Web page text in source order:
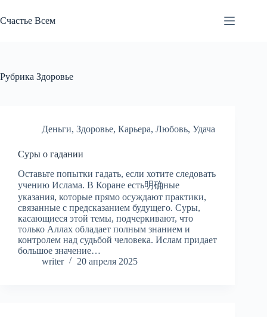
к
сути
Счастье Всем
Рубрика Здоровье
Деньги, Здоровье, Карьера, Любовь, Удача
Суры о гадании
Оставьте попытки гадать, если хотите следовать
учению Ислама. В Коране есть明确ные
указания, которые прямо осуждают практики,
связанные с предсказанием будущего. Суры,
касающиеся этой темы, подчеркивают, что
только Аллах обладает полным знанием и
контролем над судьбой человека. Ислам придает
большое значение…
writer
20 апреля 2025